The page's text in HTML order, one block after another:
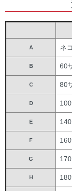
A ネ
B 60
C 80
D
E
F
G
H